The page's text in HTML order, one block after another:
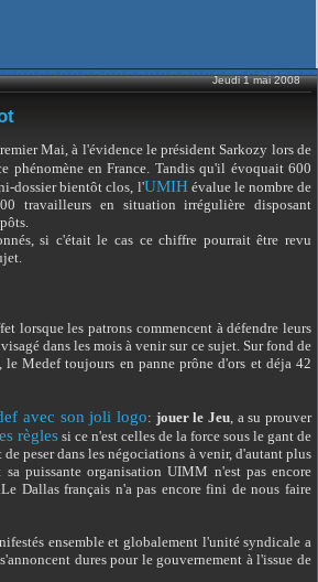
Jeudi 1 mai 2008
Mai, à l'évidence le président Sarkozy lors de
phénomène en France. Tandis qu'il évoquait 600
dossier bientôt clos, l'UMIH évalue le nombre de
travailleurs en situation irrégulière disposant
si c'était le cas ce chiffre pourrait être revu
lorsque les patrons commencent à défendre leurs
dans les mois à venir sur ce sujet. Sur fond de
Medef toujours en panne prône d'ors et déja 42
avec son joli logo: jouer le Jeu , a su prouver
règlessi ce n'est celles de la force sous le gant de
peser dans les négociations à venir, d'autant plus
puissante organisation UIMM n'est pas encore
Dallas français n'a pas encore fini de nous faire
ensemble et globalement l'unité syndicale a
dures pour le gouvernement à l'issue de